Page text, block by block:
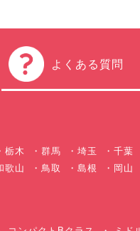
よくある質問
栃木 群馬 埼玉 千葉
歌山 鳥取 島根 岡山